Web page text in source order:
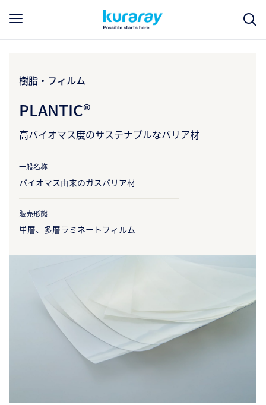
樹脂・フィルム
PLANTIC®
高バイオマス度のサステナブルなバリア材
一般名称
バイオマス由来のガスバリア材
販売形態
単層、多層ラミネートフィルム